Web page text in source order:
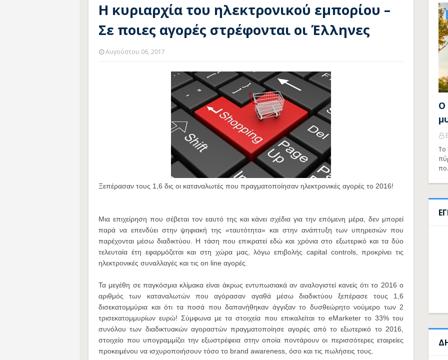
Η κυριαρχία του ηλεκτρονικού εμπορίου –
Σε ποιες αγορές στρέφονται οι Έλληνες
Αυγούστου 06, 2017
Ξεπέρασαν τους 1,6 δις οι καταναλωτές που πραγματοποίησαν ηλεκτρονικές αγορές το 2016!
Μια επιχείρηση που σέβεται τον εαυτό της και κάνει σχέδια για την επόμενη μέρα, δεν μπορεί
παρά να επενδύει στην ψηφιακή της «ταυτότητα» και στην ανάπτυξη των υπηρεσιών που
παρέχονται μέσω διαδικτύου. Η τάση που επικρατεί εδώ και χρόνια στο εξωτερικό και τα δύο
τελευταία έτη εφαρμόζεται και στη χώρα μας, λόγω επιβολής capital controls, προκρίνει τις
ηλεκτρονικές συναλλαγές και τις on line αγορές.
Τα μεγέθη σε παγκόσμια κλίμακα είναι άκρως εντυπωσιακά αν αναλογιστεί κανείς ότι το 2016 ο
αριθμός των καταναλωτών που αγόρασαν αγαθά μέσω διαδικτύου ξεπέρασε τους 1,6
δισεκατομμύρια και ότι τα ποσά που δαπανήθηκαν άγγιξαν το δυσθεώρητο νούμερο των 2
τρισεκατομμυρίων ευρώ! Σύμφωνα με τα στοιχεία που επικαλείται το eMarketer το 33% του
συνόλου των διαδικτυακών αγοραστών πραγματοποίησε αγορές από το εξωτερικό το 2016,
στοιχείο που υπογραμμίζει την εξωστρέφεια στην οποία ποντάρουν οι περισσότερες εταιρείες
προκειμένου να ισχυροποιήσουν τόσο το brand awareness, όσο και τις πωλήσεις τους.
Ο
Το